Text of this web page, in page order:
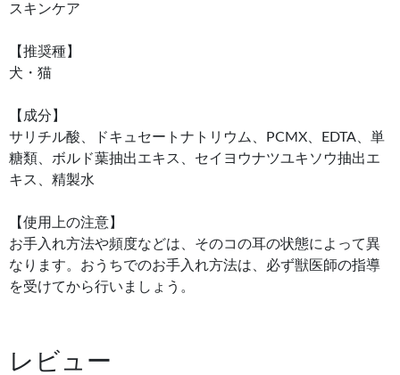
スキンケア
【推奨種】
犬・猫
【成分】
サリチル酸、ドキュセートナトリウム、PCMX、EDTA、単
糖類、ボルド葉抽出エキス、セイヨウナツユキソウ抽出エ
キス、精製水
【使用上の注意】
お手入れ方法や頻度などは、そのコの耳の状態によって異
なります。おうちでのお手入れ方法は、必ず獣医師の指導
を受けてから行いましょう。
レビュー